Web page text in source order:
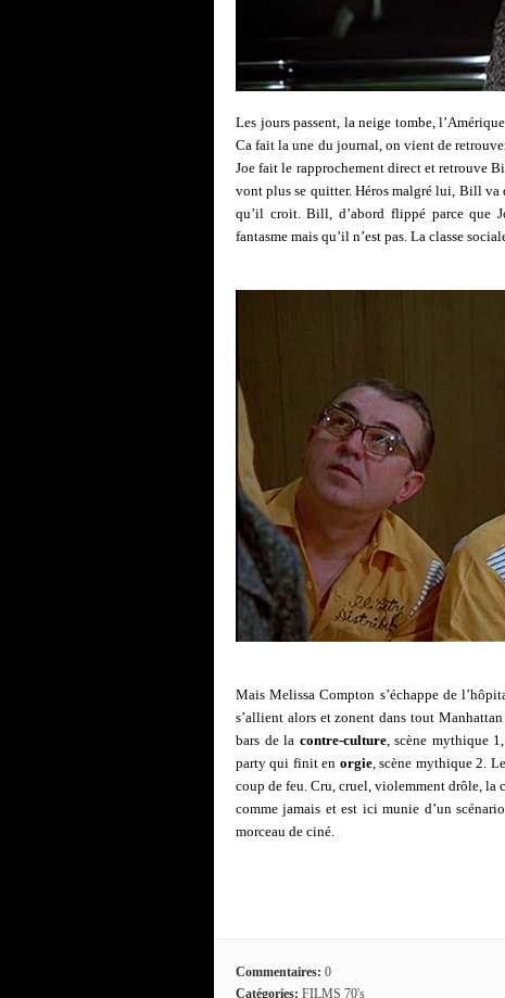
Les jours passent, la neige tombe,
Ca fait la une du journal, on vient de
Joe fait le rapprochement direct et retrouve
vont plus se quitter. Héros malgré lui, Bill va
qu’il croit. Bill, d’abord flippé parce que
fantasme mais qu’il n’est pas. La classe
Mais Melissa Compton s’échappe de
s’allient alors et zonent dans tout
bars de la contre-culture, scène mythique
party qui finit en orgie, scène mythique 2.
coup de feu. Cru, cruel, violemment drôle, la
comme jamais et est ici munie d’un
morceau de ciné.
Commentaires: 0
Catégories: FILMS 70's